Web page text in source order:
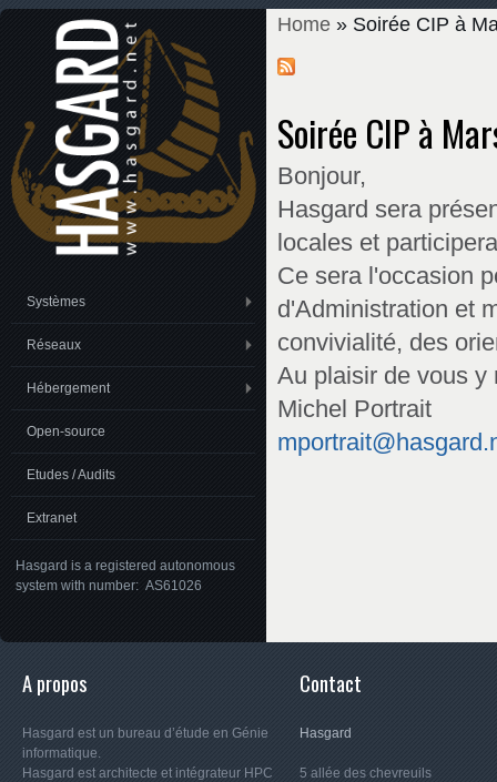
Home » Soirée CIP à
Soirée CIP à
Bonjour,
Hasgard sera
locales et
Ce sera l'occasion
d'Administration et
convivialité, des
Au plaisir de vous y
Michel Portrait
Systèmes
Réseaux
Hébergement
Open-source
Etudes / Audits
Extranet
Hasgard is a registered autonomous
system with number: AS61026
A propos
Hasgard est un bureau d’étude en Génie
informatique.
Hasgard est architecte et intégrateur HPC
Contact
Hasgard
5 allée des chevreuils